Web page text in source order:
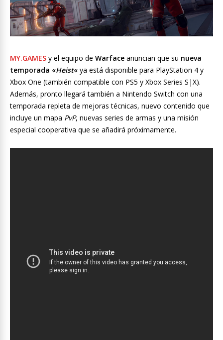
MY.GAMES y el equipo de Warface anuncian que su nueva
temporada «Heist« ya está disponible para PlayStation 4 y
Xbox One (también compatible con PS5 y Xbox Series S|X).
Además, pronto llegará también a Nintendo Switch con una
temporada repleta de mejoras técnicas, nuevo contenido que
incluye un mapa PvP, nuevas series de armas y una misión
especial cooperativa que se añadirá próximamente.